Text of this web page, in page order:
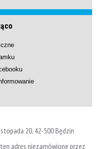
20, 42-500 Będzin
adres niezamówione przez